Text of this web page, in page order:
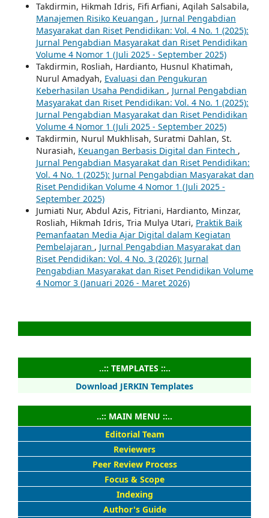
Takdirmin, Hikmah Idris, Fifi Arfiani, Aqilah Salsabila,
Manajemen Risiko Keuangan , Jurnal Pengabdian
Masyarakat dan Riset Pendidikan: Vol. 4 No. 1 (2025):
Jurnal Pengabdian Masyarakat dan Riset Pendidikan
Volume 4 Nomor 1 (Juli 2025 - September 2025)
Takdirmin, Rosliah, Hardianto, Husnul Khatimah,
Nurul Amadyah, Evaluasi dan Pengukuran
Keberhasilan Usaha Pendidikan , Jurnal Pengabdian
Masyarakat dan Riset Pendidikan: Vol. 4 No. 1 (2025):
Jurnal Pengabdian Masyarakat dan Riset Pendidikan
Volume 4 Nomor 1 (Juli 2025 - September 2025)
Takdirmin, Nurul Mukhlisah, Suratmi Dahlan, St.
Nurasiah, Keuangan Berbasis Digital dan Fintech ,
Jurnal Pengabdian Masyarakat dan Riset Pendidikan:
Vol. 4 No. 1 (2025): Jurnal Pengabdian Masyarakat dan
Riset Pendidikan Volume 4 Nomor 1 (Juli 2025 -
September 2025)
Jumiati Nur, Abdul Azis, Fitriani, Hardianto, Minzar,
Rosliah, Hikmah Idris, Tria Mulya Utari, Praktik Baik
Pemanfaatan Media Ajar Digital dalam Kegiatan
Pembelajaran , Jurnal Pengabdian Masyarakat dan
Riset Pendidikan: Vol. 4 No. 3 (2026): Jurnal
Pengabdian Masyarakat dan Riset Pendidikan Volume
4 Nomor 3 (Januari 2026 - Maret 2026)
..:: TEMPLATES ::..
Download JERKIN Templates
..:: MAIN MENU ::..
Editorial Team
Reviewers
Peer Review Process
Focus & Scope
Indexing
Author's Guide